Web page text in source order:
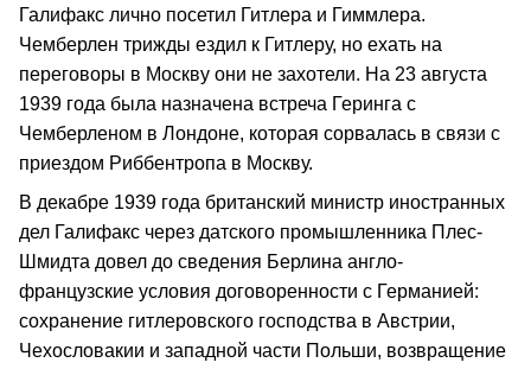
Галифакс лично посетил Гитлера и Гиммлера.
Чемберлен трижды ездил к Гитлеру, но ехать на
переговоры в Москву они не захотели. На 23 августа
1939 года была назначена встреча Геринга с
Чемберленом в Лондоне, которая сорвалась в связи с
приездом Риббентропа в Москву.
В декабре 1939 года британский министр иностранных
дел Галифакс через датского промышленника Плес-
Шмидта довел до сведения Берлина англо-
французские условия договоренности с Германией:
сохранение гитлеровского господства в Австрии,
Чехословакии и западной части Польши, возвращение